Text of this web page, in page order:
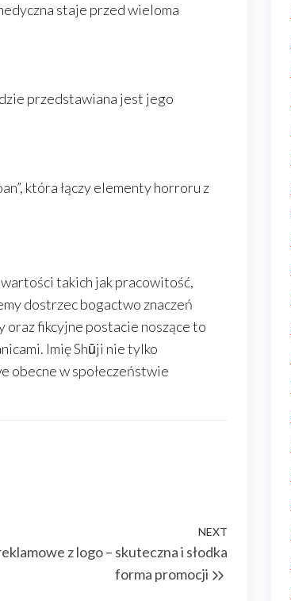
staje przed wieloma
przedstawiana jest jego
która łączy elementy horroru z
takich jak pracowitość,
dostrzec bogactwo znaczeń
oraz fikcyjne postacie noszące to
Imię Shūji nie tylko
obecne w społeczeństwie
Next
Post
NEXT
z logo – skuteczna i słodka
forma promocji